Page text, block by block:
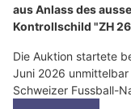
aus Anlass des
Kontrollschild "ZH
Die Auktion startete
Juni 2026
Schweizer Fussball-